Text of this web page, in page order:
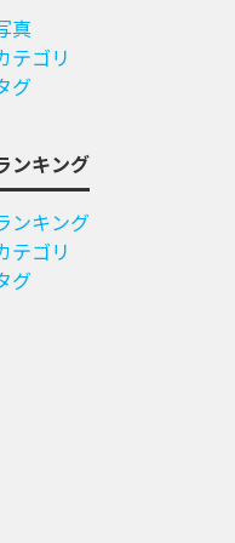
真
テゴリ
グ
ンキング
ンキング
テゴリ
グ